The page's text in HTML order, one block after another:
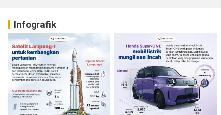
Infografik